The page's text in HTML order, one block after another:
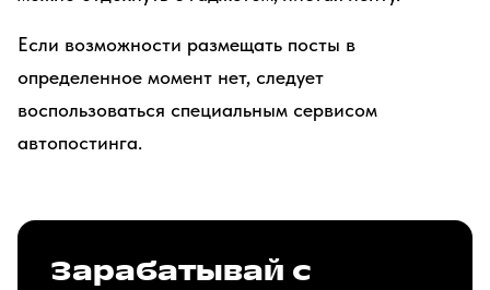
Если возможности размещать посты в
определенное момент нет, следует
воспользоваться специальным сервисом
автопостинга.
Зарабатывай с